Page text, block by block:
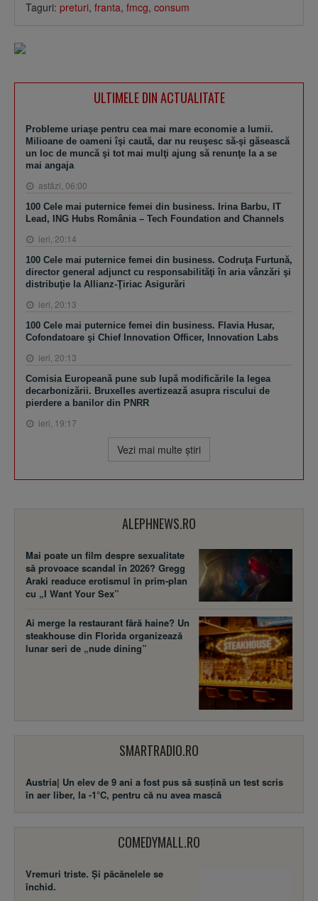
Taguri: preturi, franta, fmcg, consum
ULTIMELE DIN ACTUALITATE
Probleme uriaşe pentru cea mai mare economie a lumii.
Milioane de oameni îşi caută, dar nu reuşesc să-şi găsească
un loc de muncă şi tot mai mulţi ajung să renunţe la a se
mai angaja
astăzi, 06:00
100 Cele mai puternice femei din business. Irina Barbu, IT
Lead, ING Hubs România – Tech Foundation and Channels
ieri, 20:14
100 Cele mai puternice femei din business. Codruţa Furtună,
director general adjunct cu responsabilităţi în aria vânzări şi
distribuţie la Allianz-Ţiriac Asigurări
ieri, 20:13
100 Cele mai puternice femei din business. Flavia Husar,
Cofondatoare şi Chief Innovation Officer, Innovation Labs
ieri, 20:13
Comisia Europeană pune sub lupă modificările la legea
decarbonizării. Bruxelles avertizează asupra riscului de
pierdere a banilor din PNRR
ieri, 19:17
Vezi mai multe ştiri
ALEPHNEWS.RO
Mai poate un film despre sexualitate
să provoace scandal în 2026? Gregg
Araki readuce erotismul în prim-plan
cu „I Want Your Sex”
Ai merge la restaurant fără haine? Un
steakhouse din Florida organizează
lunar seri de „nude dining”
SMARTRADIO.RO
Austria| Un elev de 9 ani a fost pus să susţină un test scris
în aer liber, la -1°C, pentru că nu avea mască
COMEDYMALL.RO
Vremuri triste. Şi păcănelele se
închid.